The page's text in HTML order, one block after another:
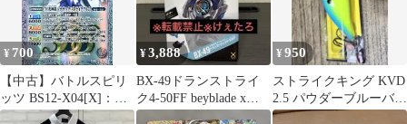
¥ 700
【中古】バトルスピリ
ッツ BS12-X04[X]：月
光神龍ルナテック・ス
¥3,888
BX-49ドランストライ
ク4-50FF beyblade x新
品未開封
¥950
ストライクキング KVD
2.5 パウダーブルーバッ
クチャートリュース